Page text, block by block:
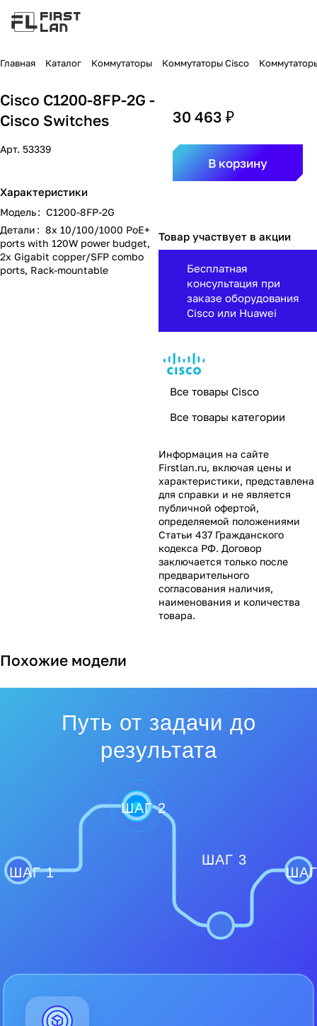
Главная Каталог Коммутаторы Коммутаторы Cisco
Cisco C1200-8FP-2G -
Cisco Switches
Арт. 53339
Характеристики
Модель: C1200-8FP-2G
Детали: 8x 10/100/1000 PoE+
ports with 120W power budget,
2x Gigabit copper/SFP combo
ports, Rack-mountable
30 463 ₽
В корзину
Товар участвует в акции
Бесплатная
консультация при
заказе оборудования
Cisco или Huawei
Все товары Cisco
Все товары категории
Информация на сайте
Firstlan.ru, включая цены и
характеристики, представлена
для справки и не является
публичной офертой,
определяемой положениями
Статьи 437 Гражданского
кодекса РФ. Договор
заключается только после
предварительного
согласования наличия,
наименования и количества
товара.
Похожие модели
Путь от задачи до
результата
ШАГ 1
ШАГ 2
ШАГ 3